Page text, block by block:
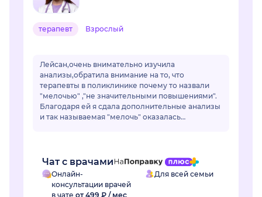
терапевт Взрослый
Лейсан,очень внимательно изучила
анализы,обратила внимание на то, что
терапевты в поликлинике почему то назвали
"мелочью" ,"не значительными повышениями".
Благодаря ей я сдала дополнительные анализы
и так называемая "мелочь" оказалась
Чат с врачами
Онлайн-
консультации врачей
в чате от 499 ₽ / мес
Для всей семьи